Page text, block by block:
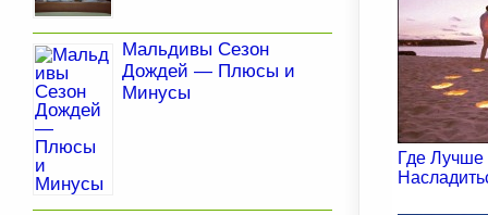
Где Лучше
Мальдивы Сезон
Дождей — Плюсы и
Минусы